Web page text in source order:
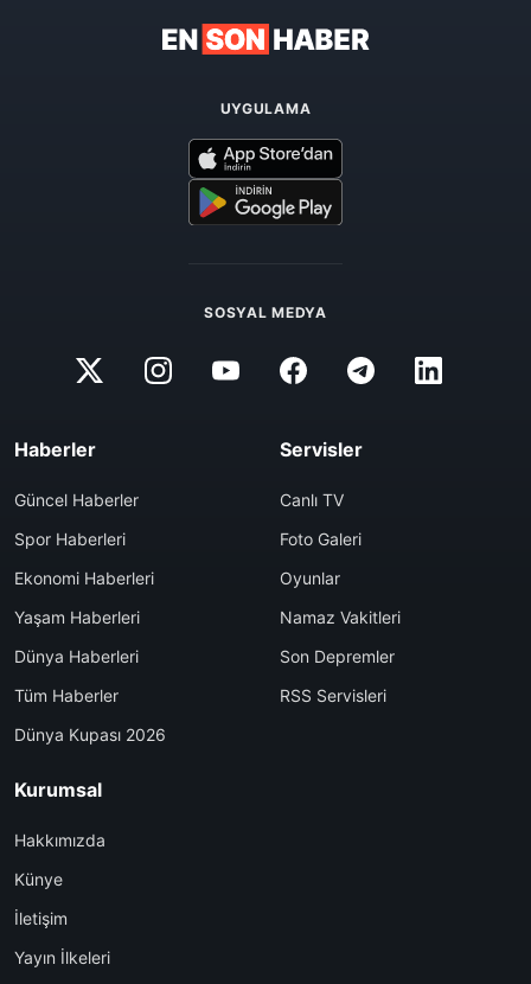
UYGULAMA
SOSYAL MEDYA
Haberler
Güncel Haberler
Spor Haberleri
Ekonomi Haberleri
Yaşam Haberleri
Dünya Haberleri
Tüm Haberler
Dünya Kupası 2026
Servisler
Canlı TV
Foto Galeri
Oyunlar
Namaz Vakitleri
Son Depremler
RSS Servisleri
Kurumsal
Hakkımızda
Künye
İletişim
Yayın İlkeleri